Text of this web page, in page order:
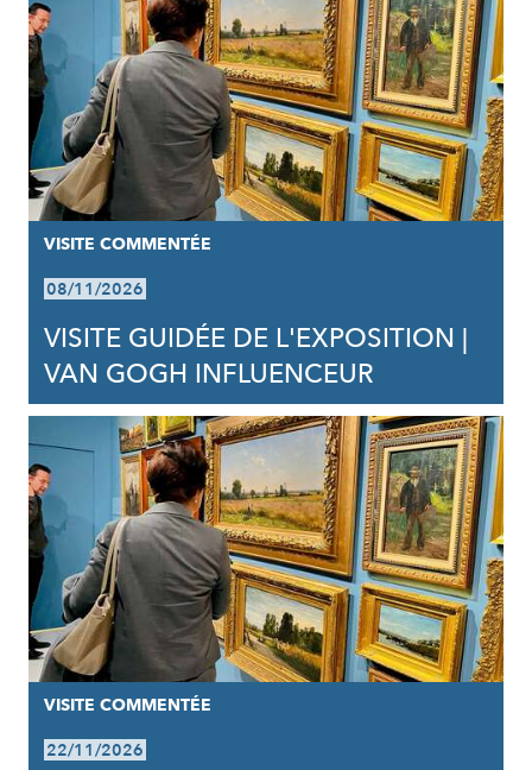
VISITE COMMENTÉE
08/11/2026
VISITE GUIDÉE DE L'EXPOSITION |
VAN GOGH INFLUENCEUR
VISITE COMMENTÉE
22/11/2026